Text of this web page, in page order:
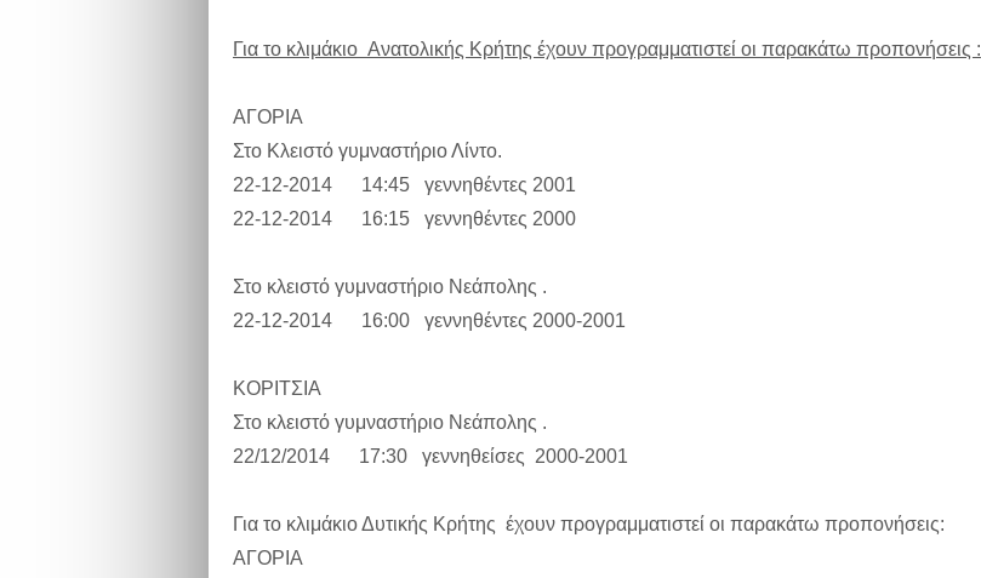
Για το κλιμάκιο Ανατολικής Κρήτης έχουν προγραμματιστεί οι παρακάτω προπονήσεις :
ΑΓΟΡΙΑ
Στο Κλειστό γυμναστήριο Λίντο.
22-12-2014 14:45 γεννηθέντες 2001
22-12-2014 16:15 γεννηθέντες 2000
Στο κλειστό γυμναστήριο Νεάπολης .
22-12-2014 16:00 γεννηθέντες 2000-2001
ΚΟΡΙΤΣΙΑ
Στο κλειστό γυμναστήριο Νεάπολης .
22/12/2014 17:30 γεννηθείσες 2000-2001
Για το κλιμάκιο Δυτικής Κρήτης έχουν προγραμματιστεί οι παρακάτω προπονήσεις:
ΑΓΟΡΙΑ